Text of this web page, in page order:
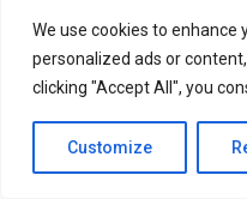
We use cookies to enhance
personalized ads or
clicking "Accept All", you
Customize